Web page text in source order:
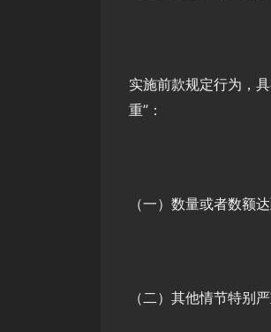
实施前款规定行为，
重”：
（一）数量或者数额
（二）其他情节特别